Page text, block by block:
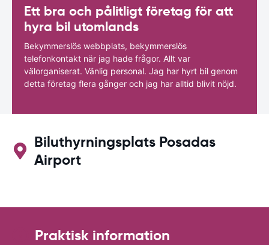
Ett bra och pålitligt företag för att
hyra bil utomlands
Bekymmerslös webbplats, bekymmerslös
telefonkontakt när jag hade frågor. Allt var
välorganiserat. Vänlig personal. Jag har hyrt bil genom
detta företag flera gånger och jag har alltid blivit nöjd.
Biluthyrningsplats Posadas
Airport
Praktisk information